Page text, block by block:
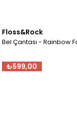
Floss&Rock
Bel Çantası - Rainbow
₺599,00